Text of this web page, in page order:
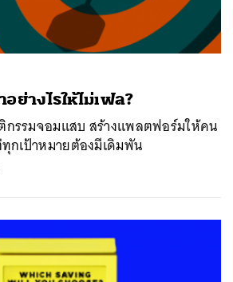
ย่างไรให้ไม่เฟล?
รรมจอมแสบ สร้างแพลตฟอร์มให้คน
กเป้าหมายต้องมีเดิมพัน
TWEET LINE EMAIL